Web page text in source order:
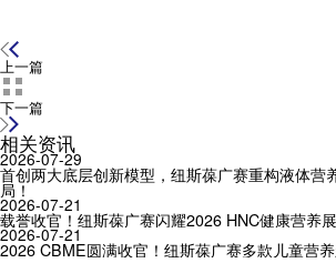
上一篇
下一篇
相关资讯
2026-07-29
首创两大底层创新模型，纽斯葆广赛重构液体营
局！
2026-07-21
载誉收官！纽斯葆广赛闪耀2026 HNC健康营养展
2026-07-21
2026 CBME圆满收官！纽斯葆广赛多款儿童营养